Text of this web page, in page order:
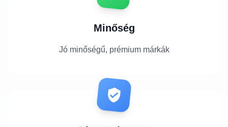
Minőség
Jó minőségű, prémium márkák